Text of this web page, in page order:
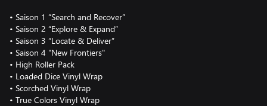
• Saison 1 “Search and Recover”
• Saison 2 “Explore & Expand”
• Saison 3 “Locate & Deliver”
• Saison 4 "New Frontiers"
• High Roller Pack
• Loaded Dice Vinyl Wrap
• Scorched Vinyl Wrap
• True Colors Vinyl Wrap